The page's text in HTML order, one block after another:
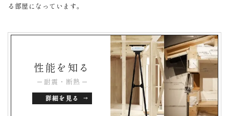
る部屋になっています。
性能を知る
耐震・断熱
詳細を見る